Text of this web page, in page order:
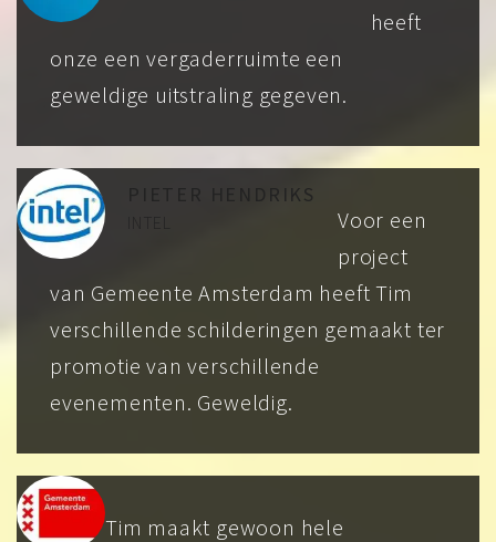
heeft
onze een vergaderruimte een
geweldige uitstraling gegeven.
PIETER HENDRIKS
Voor een
project
van Gemeente Amsterdam heeft Tim
verschillende schilderingen gemaakt ter
promotie van verschillende
evenementen. Geweldig.
Tim maakt gewoon hele